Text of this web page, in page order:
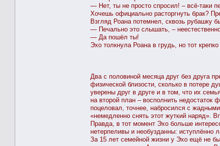
— Нет, ты не просто спросил! – всё-таки
Хочешь официально расторгнуть брак?
Взгляд Роана потемнел, сквозь рубашку
— Печально это слышать, –
— Да пошёл ты!
Эхо толкнула Роана в грудь, но тот
Два с половиной месяца друг без друга
физической близости, сколько в потере
уверены друг в друге и в том, что их
на второй план – восполнить недостаток
поцеловал, точнее, набросился с
«немедленно снять этот жуткий наряд».
Правда, в тот момент Эхо больше
нетерпеливы и необузданны: иступлённо
За 15 лет семейной жизни у Эхо ещё не